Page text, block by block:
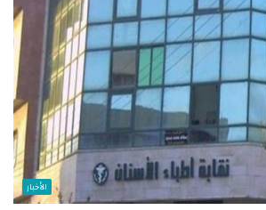
الأخبار